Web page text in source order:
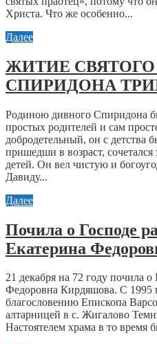
Христа. Что же особенно...
Далее
ЖИТИЕ
СПИРИДОНА
Родиною дивного Спиридона
простых родителей и сам
добродетельный, он с детства
пришедши в возраст,
детей. Он вел чистую и
Давиду...
Далее
Почила о Господе
Екатерина
21 декабря на 72 году почила
Федоровна Кирдяшова. С 1995
благословению Епископа
алтарницей в с. Жигалово
Настоятелем храма в то время